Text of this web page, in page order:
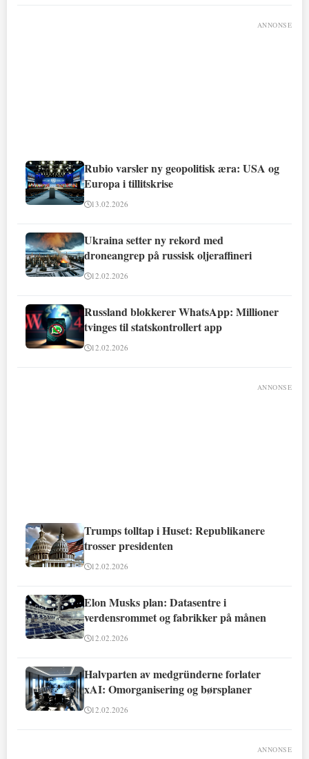
ANNONSE
Rubio varsler ny geopolitisk æra: USA og
Europa i tillitskrise
13.02.2026
Ukraina setter ny rekord med
droneangrep på russisk oljeraffineri
12.02.2026
Russland blokkerer WhatsApp: Millioner
tvinges til statskontrollert app
12.02.2026
ANNONSE
Trumps tolltap i Huset: Republikanere
trosser presidenten
12.02.2026
Elon Musks plan: Datasentre i
verdensrommet og fabrikker på månen
12.02.2026
Halvparten av medgründerne forlater
xAI: Omorganisering og børsplaner
12.02.2026
ANNONSE